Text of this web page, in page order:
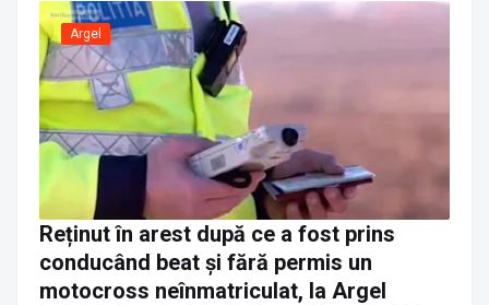
Argel
Reținut în arest după ce a fost prins
conducând beat și fără permis un
motocross neînmatriculat, la Argel